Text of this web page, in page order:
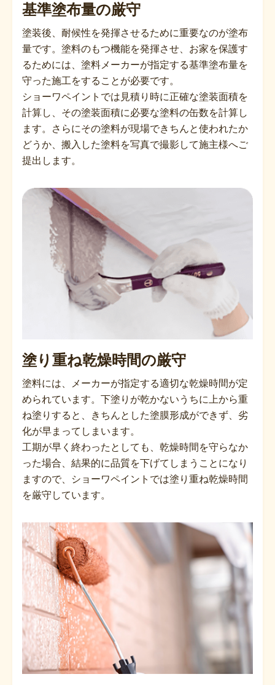
基準塗布量の厳守
塗装後、耐候性を発揮させるために重要なのが塗布
量です。塗料のもつ機能を発揮させ、お家を保護す
るためには、塗料メーカーが指定する基準塗布量を
守った施工をすることが必要です。
ショーワペイントでは見積り時に正確な塗装面積を
計算し、その塗装面積に必要な塗料の缶数を計算し
ます。さらにその塗料が現場できちんと使われたか
どうか、搬入した塗料を写真で撮影して施主様へご
提出します。
塗り重ね乾燥時間の厳守
塗料には、メーカーが指定する適切な乾燥時間が定
められています。下塗りが乾かないうちに上から重
ね塗りすると、きちんとした塗膜形成ができず、劣
化が早まってしまいます。
工期が早く終わったとしても、乾燥時間を守らなか
った場合、結果的に品質を下げてしまうことになり
ますので、ショーワペイントでは塗り重ね乾燥時間
を厳守しています。